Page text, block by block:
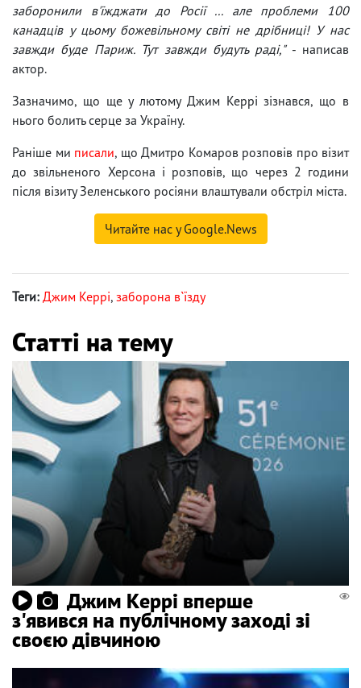
заборонили в'їжджати до Росії ... але проблеми 100
канадців у цьому божевільному світі не дрібниці! У нас
завжди буде Париж. Тут завжди будуть раді,"- написав
актор.
Зазначимо, що ще у лютому Джим Керрі зізнався, що в
нього болить серце за Україну.
Раніше ми писали, що Дмитро Комаров розповів про візит
до звільненого Херсона і розповів, що через 2 години
після візиту Зеленського росіяни влаштували обстріл міста.
Читайте нас у Google.News
Теги: Джим Керрі, заборона в`їзду
Статті на тему
Джим Керрі вперше
з'явився на публічному заході зі
своєю дівчиною